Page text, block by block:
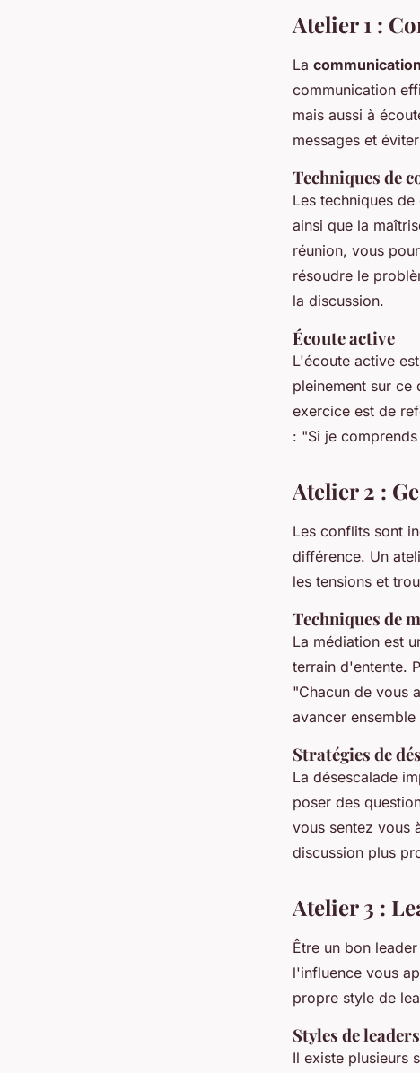
Atelier 1 :
La communication
communication
mais aussi à
messages et
Techniques de
Les techniques
ainsi que la
réunion, vous
résoudre le
la discussion.
Écoute active
L'écoute active
pleinement sur ce
exercice est de
: "Si je
Atelier 2 :
Les conflits sont
différence. Un
les tensions et
Techniques de
La médiation est
terrain d'entente.
"Chacun de vous
avancer ensemble
Stratégies de
La désescalade
poser des
vous sentez vous
discussion plus
Atelier 3 :
Être un bon
l'influence vous
propre style de
Styles de
Il existe plusieurs